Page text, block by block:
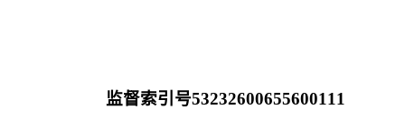
监督索引号53232600655600111